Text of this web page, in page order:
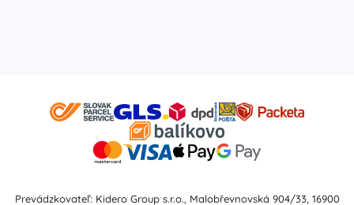
Prevádzkovateľ: Kidero Group s.r.o., Malobřevnovská 904/33, 16900